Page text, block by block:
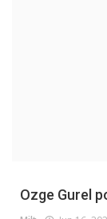
Ozge Gurel